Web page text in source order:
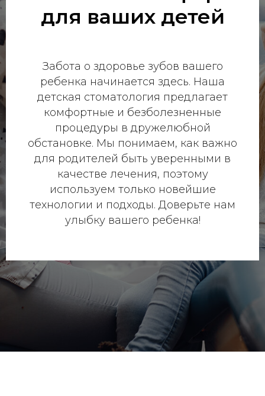
для ваших детей
Забота о здоровье зубов вашего
ребенка начинается здесь. Наша
детская стоматология предлагает
комфортные и безболезненные
процедуры в дружелюбной
обстановке. Мы понимаем, как важно
для родителей быть уверенными в
качестве лечения, поэтому
используем только новейшие
технологии и подходы. Доверьте нам
улыбку вашего ребенка!